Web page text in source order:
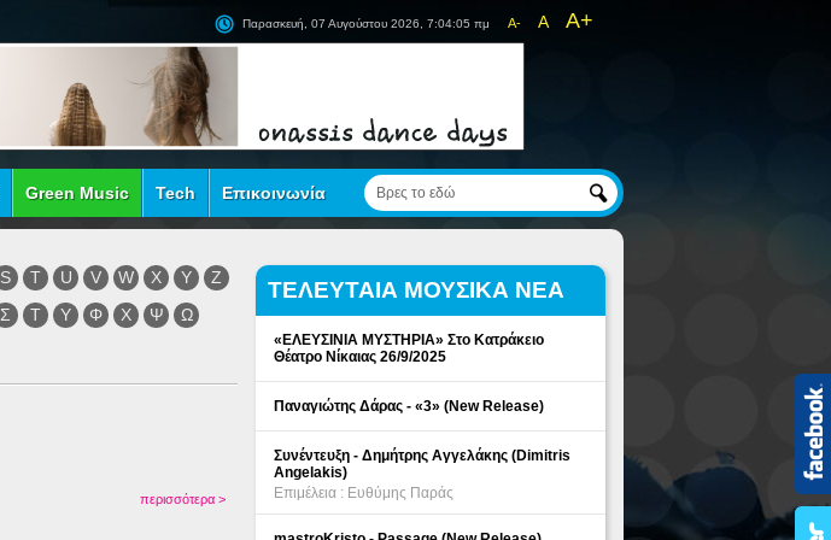
A- A A+
Παρασκευή, 07 Αυγούστου 2026, 7:04:05 πμ
Green Music Tech Επικοινωνία
S T U V W X Y
Z
Σ Τ Υ Φ Χ Ψ
Ω
περισσότερα >
ΤΕΛΕΥΤΑΙΑ ΜΟΥΣΙΚΑ ΝΕΑ
«ΕΛΕΥΣΙΝΙΑ ΜΥΣΤΗΡΙΑ» Στο Κατράκειο
Θέατρο Νίκαιας 26/9/2025
Παναγιώτης Δάρας - «3» (New Release)
Συνέντευξη - Δημήτρης Αγγελάκης (Dimitris
Angelakis)
Επιμέλεια : Ευθύμης Παράς